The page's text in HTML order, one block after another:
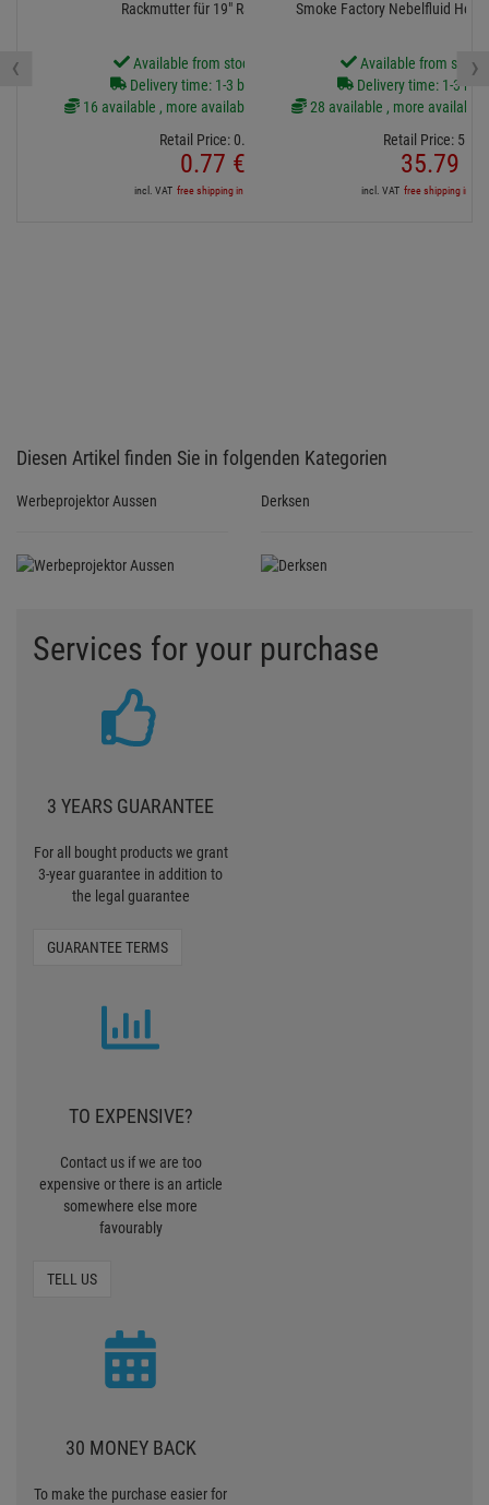
Rackmutter für 19" Rackschiene
Available from stock Aschheim
Delivery time: 1-3 business days
16 available , more available from central stock
Retail Price: 0.
0.77 €
incl. VAT free shipping in DE over 90€
Smoke Factory Nebelfluid
Available from stock
Delivery time: 1-3
28 available , more available
Retail Price: 51.
35.79
incl. VAT free shipping in DE
‹ ›
Diesen Artikel finden Sie in folgenden Kategorien
Werbeprojektor Aussen Derksen
Services for your purchase
3 YEARS GUARANTEE
For all bought products we grant
3-year guarantee in addition to
the legal guarantee
GUARANTEE TERMS
TO EXPENSIVE?
Contact us if we are too
expensive or there is an article
somewhere else more
favourably
TELL US
30 MONEY BACK
To make the purchase easier for